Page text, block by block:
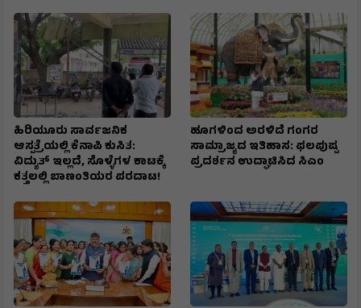
ಹಿರಿಯೂರು ಸಾರ್ವಜನಿಕ
ಆಸ್ಪತ್ರೆಯಲ್ಲಿ ಕೆನಾಪಿ ಕುಸಿತ:
ವಿದ್ಯುತ್‌ ಇಲ್ಲದೆ, ಸೊಳ್ಳೆಗಳ ಕಾಟಕ್ಕೆ
ಕತ್ತಲಲ್ಲಿ ಬಾಣಂತಿಯರ ಪರದಾಟ!
ಹೂಗಳಿಂದ ಅರಳಿದೆ ಗಂಗರ
ಸಾಮ್ರಾಜ್ಯದ ಇತಿಹಾಸ: ಫಲಪುಷ್ಪ
ಪ್ರದರ್ಶನ ಉದ್ಘಾಟಿಸಿದ ಸಿಎಂ